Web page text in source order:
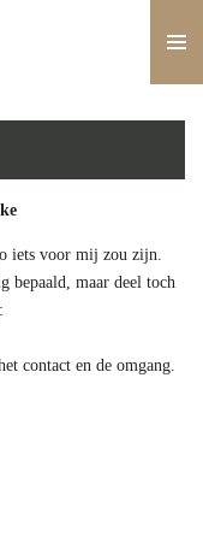
iets voor mij zou zijn.
bepaald, maar deel toch
contact en de omgang.